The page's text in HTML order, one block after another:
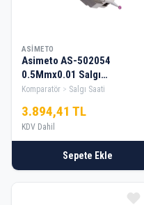
ASIMETO
Asimeto AS-502054
0.5Mmx0.01 Salgı
Komparatör Saati (Dikey)
Komparatör Salgı Saati
3.894,41 TL
KDV Dahil
Sepete Ekle